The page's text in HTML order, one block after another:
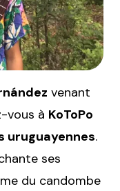
venant
vous à KoToPo
uruguayennes.
ses
du candombe